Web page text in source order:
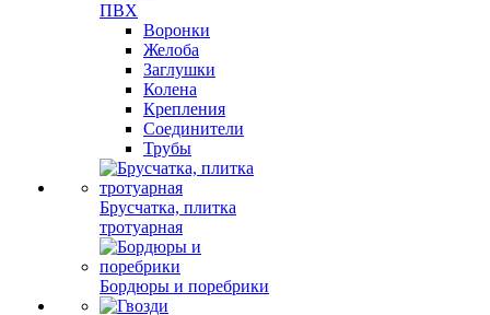
ПВХ
Воронки
Желоба
Заглушки
Колена
Крепления
Соединители
Трубы
Брусчатка, плитка
тротуарная
Бордюры и поребрики